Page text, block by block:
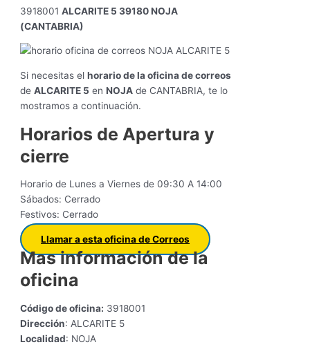
3918001ALCARITE 5 39180 NOJA
(CANTABRIA)
Si necesitas elhorario de la oficina de correos
deALCARITE 5 enNOJA de CANTABRIA, te lo
mostramos a continuación.
Horarios de Apertura y
cierre
Horario de Lunes a Viernes de 09:30 A 14:00
Sábados: Cerrado
Festivos: Cerrado
Llamar a esta oficina de Correos
Mas información de la
oficina
Código de oficina: 3918001
Dirección: ALCARITE 5
Localidad: NOJA